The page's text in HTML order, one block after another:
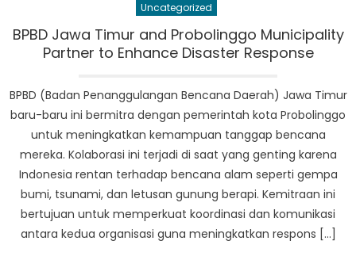
Hobi
Sepak
Uncategorized
BPBD Jawa Timur and Probolinggo Municipality
Partner to Enhance Disaster Response
BPBD (Badan Penanggulangan Bencana Daerah) Jawa Timur
baru-baru ini bermitra dengan pemerintah kota Probolinggo
untuk meningkatkan kemampuan tanggap bencana
mereka. Kolaborasi ini terjadi di saat yang genting karena
Indonesia rentan terhadap bencana alam seperti gempa
bumi, tsunami, dan letusan gunung berapi. Kemitraan ini
bertujuan untuk memperkuat koordinasi dan komunikasi
antara kedua organisasi guna meningkatkan respons […]